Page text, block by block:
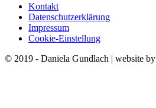
Kontakt
Datenschutzerklärung
Impressum
Cookie-Einstellung
© 2019 - Daniela Gundlach | website by